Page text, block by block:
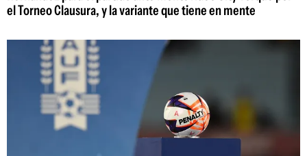
el Torneo Clausura, y la variante que tiene en mente